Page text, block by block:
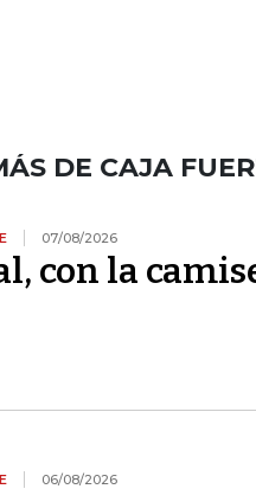
DE CAJA
07/08/2026
con la
06/08/2026